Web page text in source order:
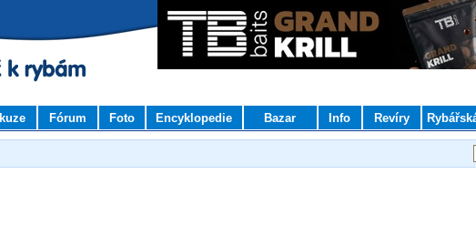
Fórum Foto Encyklopedie Bazar Info Revíry